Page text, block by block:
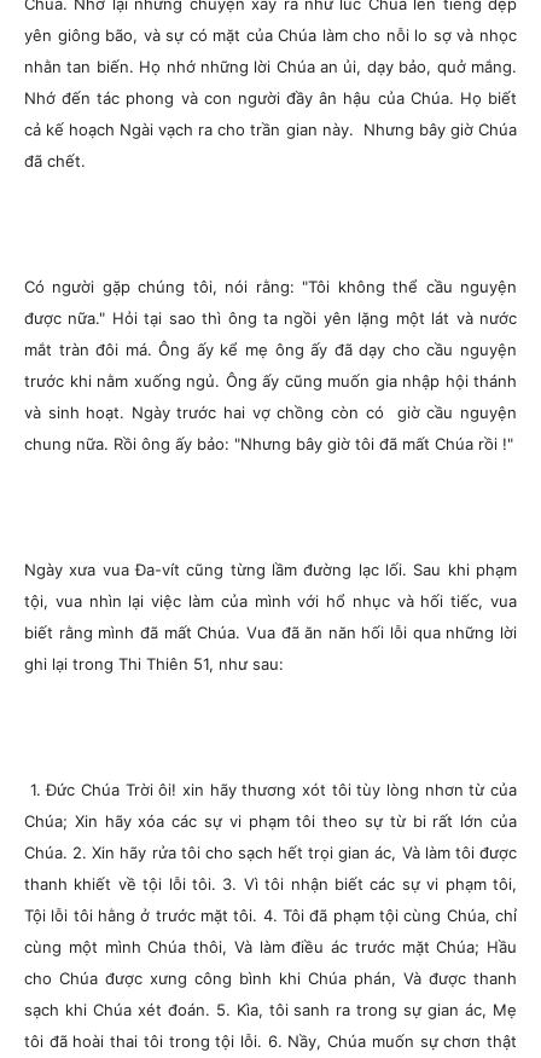
yên giông bão, và sự có mặt của Chúa làm cho nỗi lo sợ và nhọc
nhằn tan biến. Họ nhớ những lời Chúa an ủi, dạy bảo, quở mắng.
Nhớ đến tác phong và con người đầy ân hậu của Chúa. Họ biết
cả kế hoạch Ngài vạch ra cho trần gian này. Nhưng bây giờ Chúa
đã chết.
Có người gặp chúng tôi, nói rằng: "Tôi không thể cầu nguyện
được nữa." Hỏi tại sao thì ông ta ngồi yên lặng một lát và nước
mắt tràn đôi má. Ông ấy kể mẹ ông ấy đã dạy cho cầu nguyện
trước khi nằm xuống ngủ. Ông ấy cũng muốn gia nhập hội thánh
và sinh hoạt. Ngày trước hai vợ chồng còn có giờ cầu nguyện
chung nữa. Rồi ông ấy bảo: "Nhưng bây giờ tôi đã mất Chúa rồi !"
Ngày xưa vua Đa-vít cũng từng lầm đường lạc lối. Sau khi phạm
tội, vua nhìn lại việc làm của mình với hổ nhục và hối tiếc, vua
biết rằng mình đã mất Chúa. Vua đã ăn năn hối lỗi qua những lời
ghi lại trong Thi Thiên 51, như sau:
1. Đức Chúa Trời ôi! xin hãy thương xót tôi tùy lòng nhơn từ của
Chúa; Xin hãy xóa các sự vi phạm tôi theo sự từ bi rất lớn của
Chúa. 2. Xin hãy rửa tôi cho sạch hết trọi gian ác, Và làm tôi được
thanh khiết về tội lỗi tôi. 3. Vì tôi nhận biết các sự vi phạm tôi,
Tội lỗi tôi hằng ở trước mặt tôi. 4. Tôi đã phạm tội cùng Chúa, chỉ
cùng một mình Chúa thôi, Và làm điều ác trước mặt Chúa; Hầu
cho Chúa được xưng công bình khi Chúa phán, Và được thanh
sạch khi Chúa xét đoán. 5. Kìa, tôi sanh ra trong sự gian ác, Mẹ
tôi đã hoài thai tôi trong tội lỗi. 6. Nầy, Chúa muốn sự chơn thật